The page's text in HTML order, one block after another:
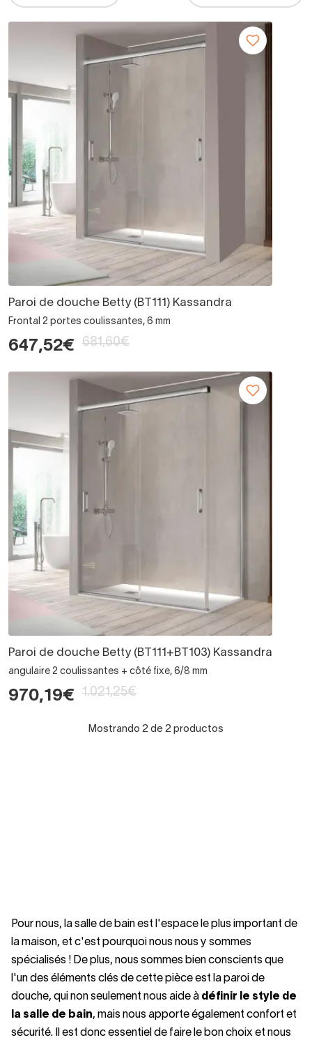
Paroi de douche Betty (BT111) Kassandra
Frontal 2 portes coulissantes, 6 mm
647,52€ 681,60€
Paroi de douche Betty (BT111+BT103) Kassandra
angulaire 2 coulissantes + côté fixe, 6/8 mm
970,19€ 1.021,25€
Mostrando 2 de 2 productos
Pour nous, la salle de bain est l'espace le plus important de
la maison, et c'est pourquoi nous nous y sommes
spécialisés ! De plus, nous sommes bien conscients que
l'un des éléments clés de cette pièce est la paroi de
douche, qui non seulement nous aide à définir le style de
la salle de bain, mais nous apporte également confort et
sécurité. Il est donc essentiel de faire le bon choix et nous